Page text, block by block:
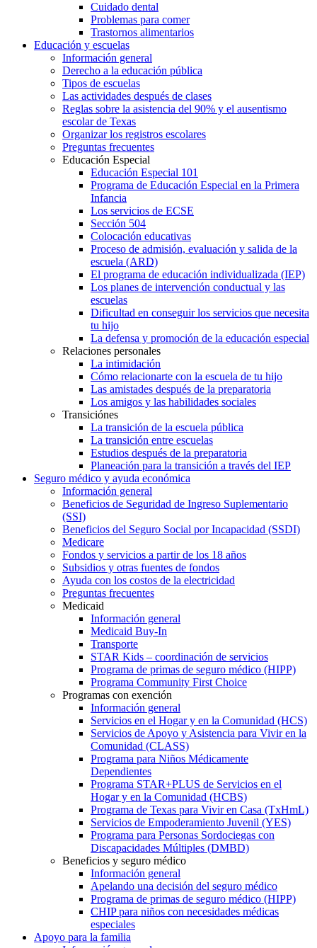
Cuidado dental
Problemas para comer
Trastornos alimentarios
Educación y escuelas
Información general
Derecho a la educación pública
Tipos de escuelas
Las actividades después de clases
Reglas sobre la asistencia del 90% y el ausentismo
escolar de Texas
Organizar los registros escolares
Preguntas frecuentes
Educación Especial
Educación Especial 101
Programa de Educación Especial en la Primera
Infancia
Los servicios de ECSE
Sección 504
Colocación educativas
Proceso de admisión, evaluación y salida de la
escuela (ARD)
El programa de educación individualizada (IEP)
Los planes de intervención conductual y las
escuelas
Dificultad en conseguir los servicios que necesita
tu hijo
La defensa y promoción de la educación especial
Relaciones personales
La intimidación
Cómo relacionarte con la escuela de tu hijo
Las amistades después de la preparatoria
Los amigos y las habilidades sociales
Transiciónes
La transición de la escuela pública
La transición entre escuelas
Estudios después de la preparatoria
Planeación para la transición a través del IEP
Seguro médico y ayuda económica
Información general
Beneficios de Seguridad de Ingreso Suplementario
(SSI)
Beneficios del Seguro Social por Incapacidad (SSDI)
Medicare
Fondos y servicios a partir de los 18 años
Subsidios y otras fuentes de fondos
Ayuda con los costos de la electricidad
Preguntas frecuentes
Medicaid
Información general
Medicaid Buy-In
Transporte
STAR Kids – coordinación de servicios
Programa de primas de seguro médico (HIPP)
Programa Community First Choice
Programas con exención
Información general
Servicios en el Hogar y en la Comunidad (HCS)
Servicios de Apoyo y Asistencia para Vivir en la
Comunidad (CLASS)
Programa para Niños Médicamente
Dependientes
Programa STAR+PLUS de Servicios en el
Hogar y en la Comunidad (HCBS)
Programa de Texas para Vivir en Casa (TxHmL)
Servicios de Empoderamiento Juvenil (YES)
Programa para Personas Sordociegas con
Discapacidades Múltiples (DMBD)
Beneficios y seguro médico
Información general
Apelando una decisión del seguro médico
Programa de primas de seguro médico (HIPP)
CHIP para niños con necesidades médicas
especiales
Apoyo para la familia